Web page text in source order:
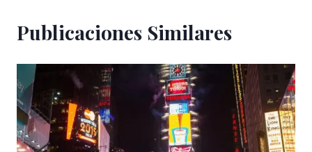
Publicaciones Similares